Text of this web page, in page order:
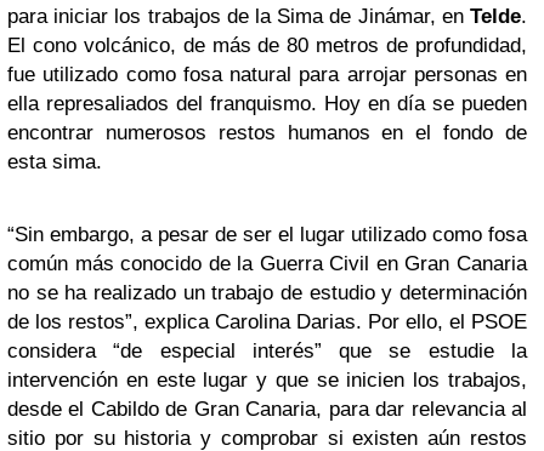
para iniciar los trabajos de la Sima de Jinámar, en Telde.
El cono volcánico, de más de 80 metros de profundidad,
fue utilizado como fosa natural para arrojar personas en
ella represaliados del franquismo. Hoy en día se pueden
encontrar numerosos restos humanos en el fondo de
esta sima.
“Sin embargo, a pesar de ser el lugar utilizado como fosa
común más conocido de la Guerra Civil en Gran Canaria
no se ha realizado un trabajo de estudio y determinación
de los restos”, explica Carolina Darias. Por ello, el PSOE
considera “de especial interés” que se estudie la
intervención en este lugar y que se inicien los trabajos,
desde el Cabildo de Gran Canaria, para dar relevancia al
sitio por su historia y comprobar si existen aún restos